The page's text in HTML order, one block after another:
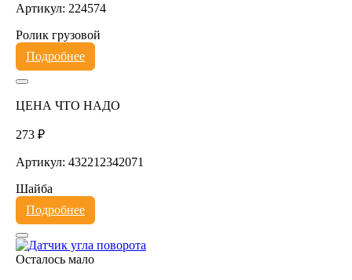
Артикул: 224574
Ролик грузовой
Подробнее
ЦЕНА ЧТО НАДО
273 ₽
Артикул: 432212342071
Шайба
Подробнее
Осталось мало